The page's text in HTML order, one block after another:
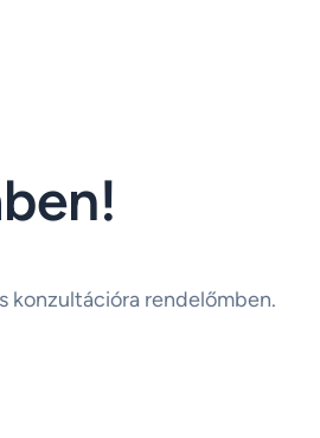
konzultációra rendelőmben.